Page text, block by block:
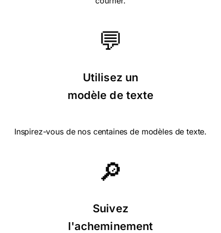
super pour les amateurs de cinéma qui
envoie une carte de voeux
⭐⭐⭐⭐⭐ le 10/10/15 : J'adore cette série
💬
Utilisez un
modèle de texte
Inspirez-vous de nos centaines de modèles de texte.
🔎
Suivez
l'acheminement